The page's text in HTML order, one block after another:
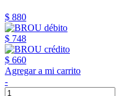
$ 880
$ 748
$ 660
Agregar a mi carrito
-